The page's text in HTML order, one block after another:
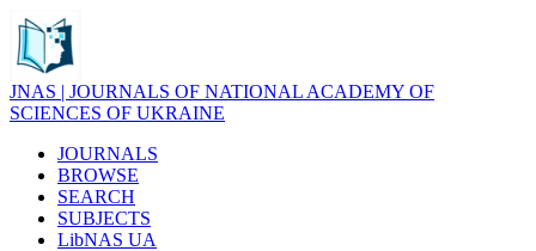
JNAS | JOURNALS OF NATIONAL ACADEMY OF
SCIENCES OF UKRAINE
JOURNALS
BROWSE
SEARCH
SUBJECTS
LibNAS UA